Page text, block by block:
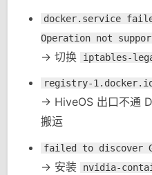
docker.service
Operation not
-> 切换 iptables-
registry-
-> HiveOS 出口不通
搬运
failed to discover
-> 安装 nvidia-